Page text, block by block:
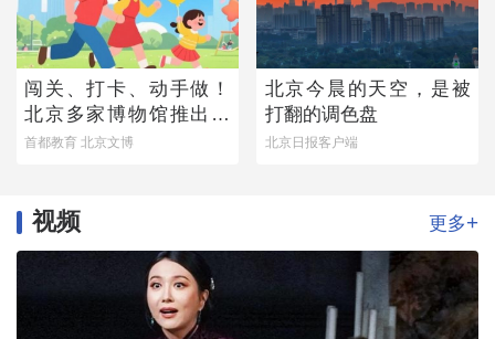
闯关、打卡、动手做！
北京多家博物馆推出暑
期亲子研学活动
首都教育 北京文博
北京今晨的天空，是被
打翻的调色盘
北京日报客户端
视频 更多+